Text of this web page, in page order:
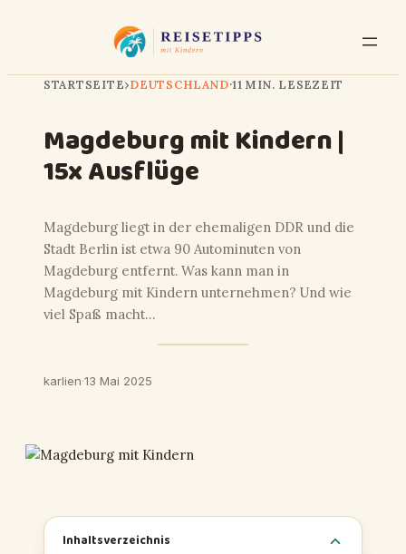
STARTSEITE›DEUTSCHLAND·11 MIN. LESEZEIT
Magdeburg mit Kindern |
15x Ausflüge
Magdeburg liegt in der ehemaligen DDR und die
Stadt Berlin ist etwa 90 Autominuten von
Magdeburg entfernt. Was kann man in
Magdeburg mit Kindern unternehmen? Und wie
viel Spaß macht…
karlien·13 Mai 2025
Inhaltsverzeichnis